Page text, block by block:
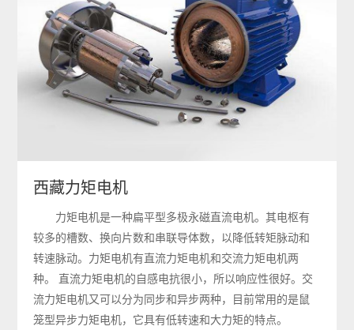
西藏力矩电机
力矩电机是一种扁平型多极永磁直流电机。其电枢有
较多的槽数、换向片数和串联导体数，以降低转矩脉动和
转速脉动。力矩电机有直流力矩电机和交流力矩电机两
种。 直流力矩电机的自感电抗很小，所以响应性很好。交
流力矩电机又可以分为同步和异步两种，目前常用的是鼠
笼型异步力矩电机，它具有低转速和大力矩的特点。